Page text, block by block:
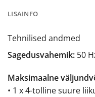
LISAINFO
Tehnilised andmed
Sagedusvahemik: 50
Maksimaalne
• 1 x 4-tolline suure